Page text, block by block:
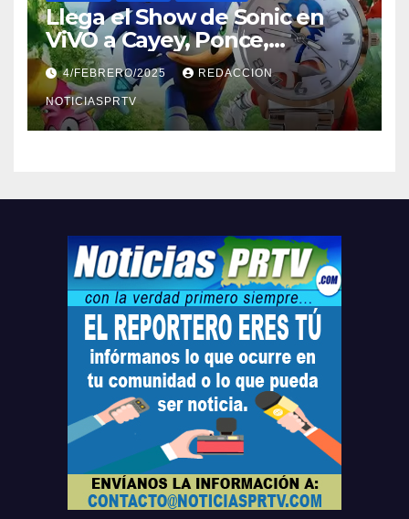
Llega el Show de Sonic en
ViVO a Cayey, Ponce,
Barceloneta y Humacao,
Relojes gratis para el que
compre ahora….
4/FEBRERO/2025 REDACCION
NOTICIASPRTV